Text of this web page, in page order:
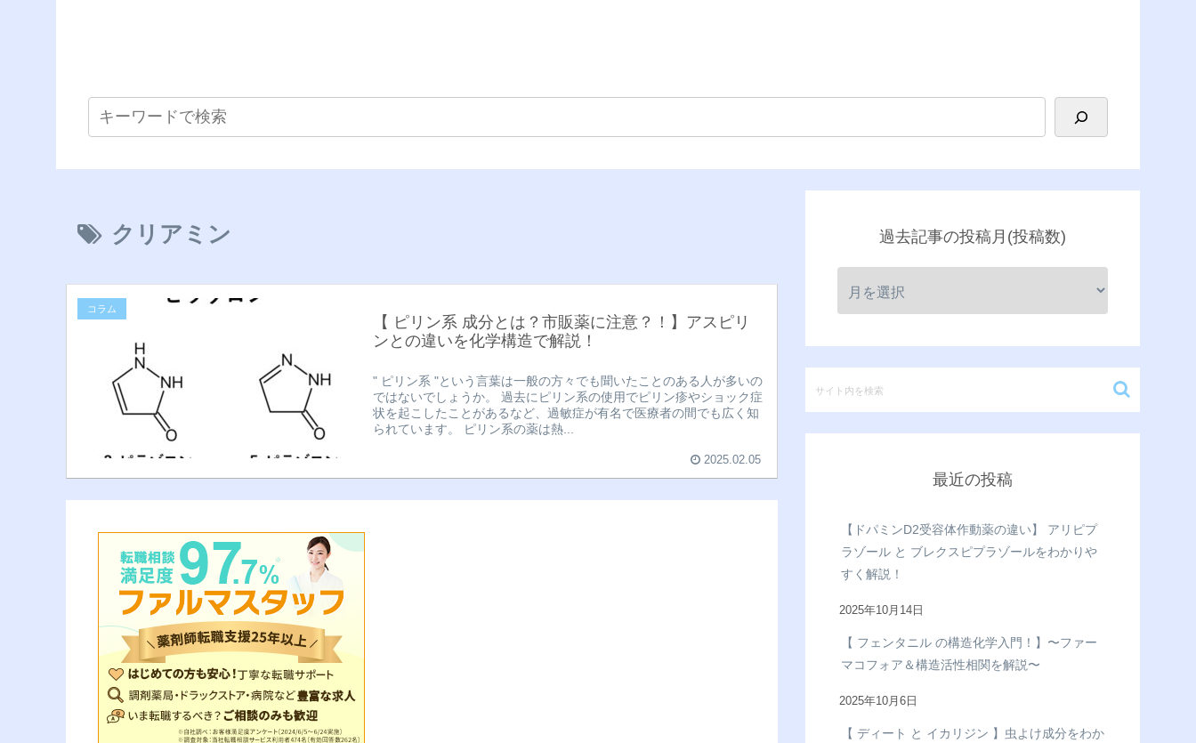
クリアミン
コラム
【 ピリン系 成分とは？市販薬に注意？！】アスピリ
ンとの違いを化学構造で解説！
" ピリン系 "という言葉は一般の方々でも聞いたことのある人が多いの
ではないでしょうか。 過去にピリン系の使用でピリン疹やショック症
状を起こしたことがあるなど、過敏症が有名で医療者の間でも広く知
られています。 ピリン系の薬は熱...
2025.02.05
過去記事の投稿月(投稿数)
最近の投稿
【ドパミンD2受容体作動薬の違い】 アリピプ
ラゾール と ブレクスピプラゾールをわかりや
すく解説！
2025年10月14日
【 フェンタニル の構造化学入門！】〜ファー
マコフォア＆構造活性相関を解説〜
2025年10月6日
【 ディート と イカリジン 】虫よけ成分をわか